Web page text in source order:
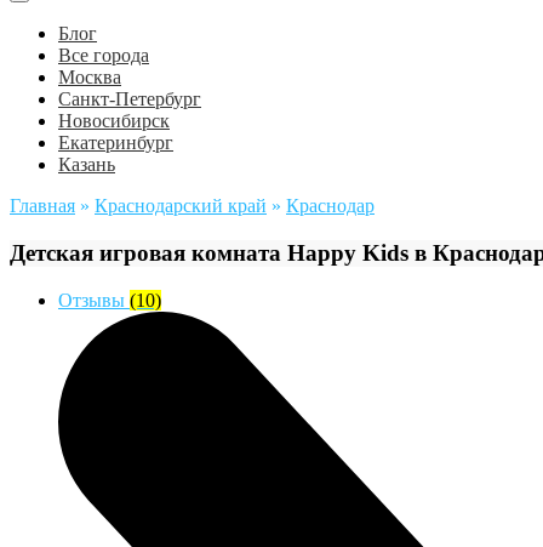
Блог
Все города
Москва
Санкт-Петербург
Новосибирск
Екатеринбург
Казань
Главная » Краснодарский край » Краснодар
Детская игровая комната Happy Kids в
Отзывы (10)